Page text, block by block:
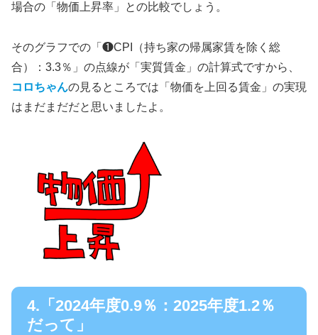
場合の「物価上昇率」との比較でしょう。
そのグラフでの「❶CPI（持ち家の帰属家賃を除く総
合）：3.3％」の点線が「実質賃金」の計算式ですから、
コロちゃんの見るところでは「物価を上回る賃金」の実現
はまだまだだと思いましたよ。
4.「2024年度0.9％：2025年度1.2％
だって」